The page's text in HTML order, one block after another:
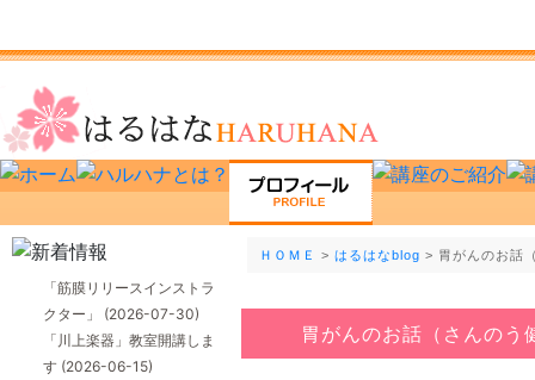
ＨＯＭＥ > はるはなblog > 胃がんのお話
胃がんのお話（さんのう
「筋膜リリースインストラ
クター」 (2026-07-30)
「川上楽器」教室開講しま
す (2026-06-15)